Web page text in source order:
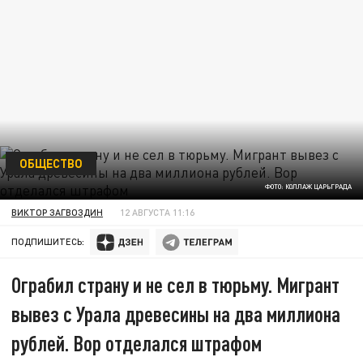
ФОТО: КОЛЛАЖ ЦАРЬГРАДА
ОБЩЕСТВО
ВИКТОР ЗАГВОЗДИН 12 АВГУСТА 11:16
ПОДПИШИТЕСЬ:
Ограбил страну и не сел в тюрьму. Мигрант
вывез с Урала древесины на два миллиона
рублей. Вор отделался штрафом